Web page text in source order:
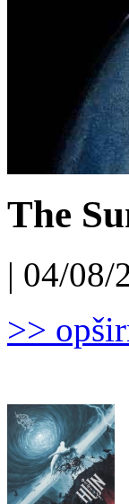
The
| 04/08/
>>